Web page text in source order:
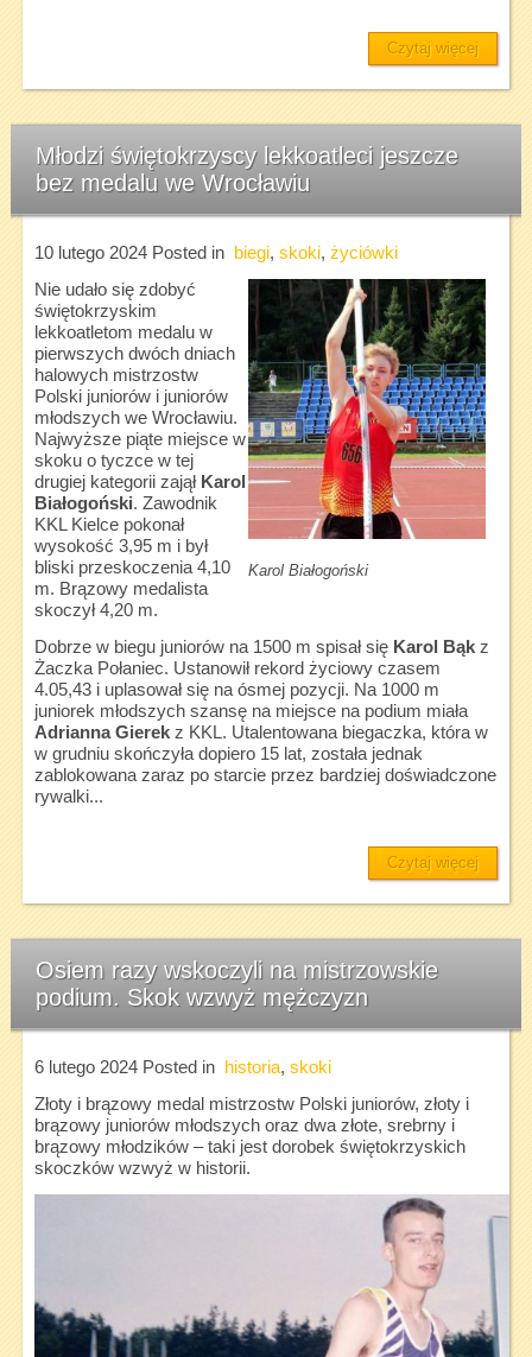
Czytaj więcej
Młodzi świętokrzyscy lekkoatleci jeszcze
bez medalu we Wrocławiu
10 lutego 2024Posted in biegi, skoki, życiówki
Karol Białogoński
Nie udało się zdobyć
świętokrzyskim
lekkoatletom medalu w
pierwszych dwóch dniach
halowych mistrzostw
Polski juniorów i juniorów
młodszych we Wrocławiu.
Najwyższe piąte miejsce w
skoku o tyczce w tej
drugiej kategorii zajął Karol
Białogoński. Zawodnik
KKL Kielce pokonał
wysokość 3,95 m i był
bliski przeskoczenia 4,10
m. Brązowy medalista
skoczył 4,20 m.
Dobrze w biegu juniorów na 1500 m spisał się Karol Bąkz
Żaczka Połaniec. Ustanowił rekord życiowy czasem
4.05,43 i uplasował się na ósmej pozycji. Na 1000 m
juniorek młodszych szansę na miejsce na podium miała
Adrianna Gierekz KKL. Utalentowana biegaczka, która w
w grudniu skończyła dopiero 15 lat, została jednak
zablokowana zaraz po starcie przez bardziej doświadczone
rywalki...
Czytaj więcej
Osiem razy wskoczyli na mistrzowskie
podium. Skok wzwyż mężczyzn
6 lutego 2024Posted in historia, skoki
Złoty i brązowy medal mistrzostw Polski juniorów, złoty i
brązowy juniorów młodszych oraz dwa złote, srebrny i
brązowy młodzików – taki jest dorobek świętokrzyskich
skoczków wzwyż w historii.